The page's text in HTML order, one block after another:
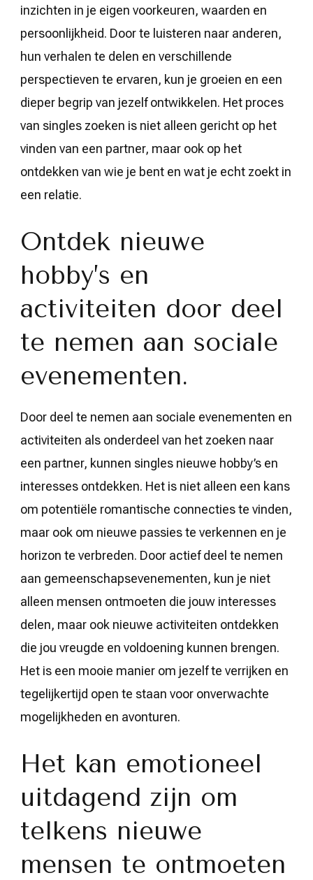
inzichten in je eigen voorkeuren, waarden en
persoonlijkheid. Door te luisteren naar anderen,
hun verhalen te delen en verschillende
perspectieven te ervaren, kun je groeien en een
dieper begrip van jezelf ontwikkelen. Het proces
van singles zoeken is niet alleen gericht op het
vinden van een partner, maar ook op het
ontdekken van wie je bent en wat je echt zoekt in
een relatie.
Ontdek nieuwe
hobby’s en
activiteiten door deel
te nemen aan sociale
evenementen.
Door deel te nemen aan sociale evenementen en
activiteiten als onderdeel van het zoeken naar
een partner, kunnen singles nieuwe hobby’s en
interesses ontdekken. Het is niet alleen een kans
om potentiële romantische connecties te vinden,
maar ook om nieuwe passies te verkennen en je
horizon te verbreden. Door actief deel te nemen
aan gemeenschapsevenementen, kun je niet
alleen mensen ontmoeten die jouw interesses
delen, maar ook nieuwe activiteiten ontdekken
die jou vreugde en voldoening kunnen brengen.
Het is een mooie manier om jezelf te verrijken en
tegelijkertijd open te staan voor onverwachte
mogelijkheden en avonturen.
Het kan emotioneel
uitdagend zijn om
telkens nieuwe
mensen te ontmoeten